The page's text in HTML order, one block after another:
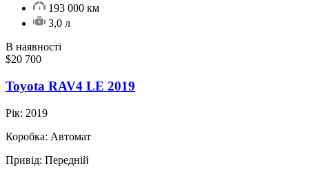
193 000 км
3,0 л
В наявності
$20 700
Toyota RAV4 LE 2019
Рік: 2019
Коробка: Автомат
Привід: Передній